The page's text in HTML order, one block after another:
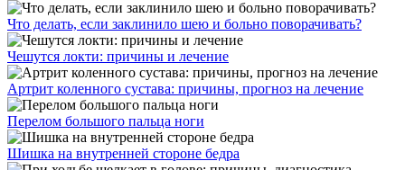
Что делать, если заклинило шею и больно поворачивать?
Чешутся локти: причины и лечение
Артрит коленного сустава: причины, прогноз на лечение
Перелом большого пальца ноги
Шишка на внутренней стороне бедра